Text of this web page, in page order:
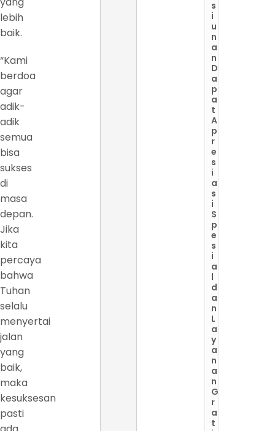
lebih
baik.
“Kami
berdoa
agar
adik-
adik
semua
bisa
sukses
di
masa
depan.
Jika
kita
percaya
bahwa
Tuhan
selalu
menyertai
jalan
yang
baik,
maka
kesuksesan
pasti
s
i
u
n
a
n
D
a
p
a
t
A
p
r
e
s
i
a
s
i
S
p
e
s
i
a
l
d
a
n
L
a
y
a
n
a
n
G
r
a
t